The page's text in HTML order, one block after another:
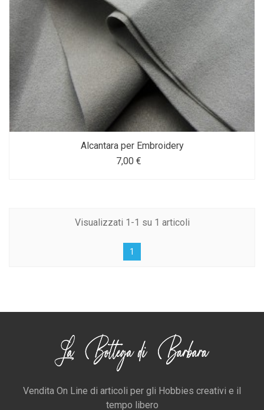
Alcantara per Embroidery
7,00 €
Visualizzati 1-1 su 1 articoli
1
Vendita On Line di articoli per gli Hobbies creativi e il
tempo libero